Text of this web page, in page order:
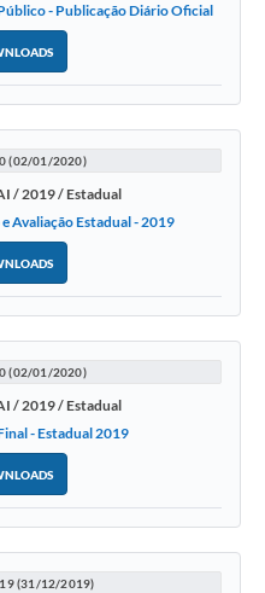
- Publicação Diário Oficial
(02/01/2020)
/ 2019 / Estadual
Avaliação Estadual - 2019
(02/01/2020)
/ 2019 / Estadual
- Estadual 2019
(31/12/2019)